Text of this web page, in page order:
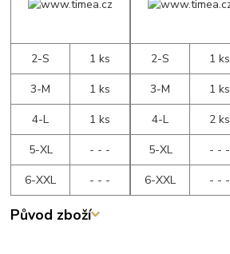
2-S
1 ks
3-M
1 ks
4-L
1 ks
5-XL
- - -
6-XXL
- - -
2-S
1 ks
3-M
1 ks
4-L
2 ks
5-XL
- - -
6-XXL
- - -
Původ zboží